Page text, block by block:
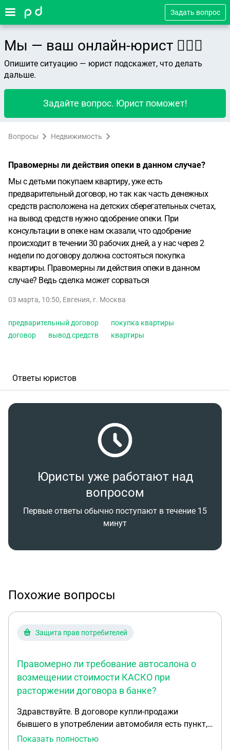
Задать вопрос
Мы — ваш онлайн-юрист 👨🏻‍⚖️
Опишите ситуацию — юрист подскажет, что делать
дальше.
Задайте вопрос. Юрист поможет!
Вопросы Недвижимость
Правомерны ли действия опеки в данном случае?
Мы с детьми покупаем квартиру, уже есть
предварительный договор, но так как часть денежных
средств расположена на детских сберегательных счетах,
на вывод средств нужно одобрение опеки. При
консультации в опеке нам сказали, что одобрение
происходит в течении 30 рабочих дней, а у нас через 2
недели по договору должна состояться покупка
квартиры. Правомерны ли действия опеки в данном
случае? Ведь сделка может сорваться
03 марта, 10:50, Евгения, г. Москва
предварительный договор
покупка квартиры
договор
вывод средств квартиры
Ответы юристов
Юристы уже работают над
вопросом
Первые ответы обычно поступают в течение 15
минут
Похожие вопросы
Защита прав потребителей
Правомерно ли требование автосалона о
возмещении стоимости КАСКО при
расторжении договора в банке?
Здравствуйте. В договоре купли-продажи
бывшего в употреблении автомобиля есть пункт,
в котором указано: В случае расторжения
Показать полностью